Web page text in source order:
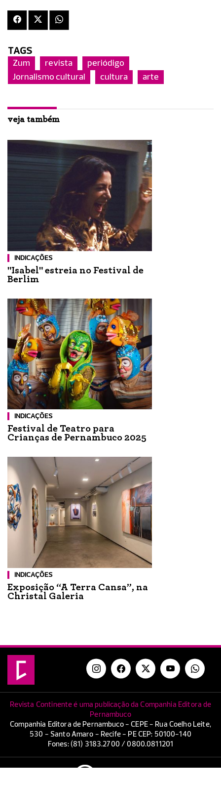
TAGS
Zum revista
periódigo
Jornalismo cultural
cultura arte
veja também
INDICAÇÕES
"Isabel" estreia no Festival de
Berlim
INDICAÇÕES
Festival de Teatro para
Crianças de Pernambuco 2025
INDICAÇÕES
Exposição “A Terra Cansa”, na
Christal Galeria
Revista Continente é uma publicação da Companhia Editora de
Pernambuco
Companhia Editora de Pernambuco - CEPE - Rua Coelho Leite,
530 - Santo Amaro - Recife - PE CEP: 50100-140
Fones: (81) 3183.2700 / 0800.0811201